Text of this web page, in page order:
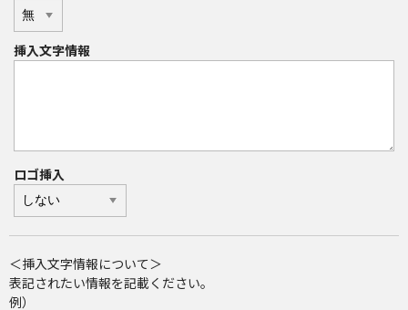
挿入文字情報
ロゴ挿入
＜挿入文字情報について＞
表記されたい情報を記載ください。
例）